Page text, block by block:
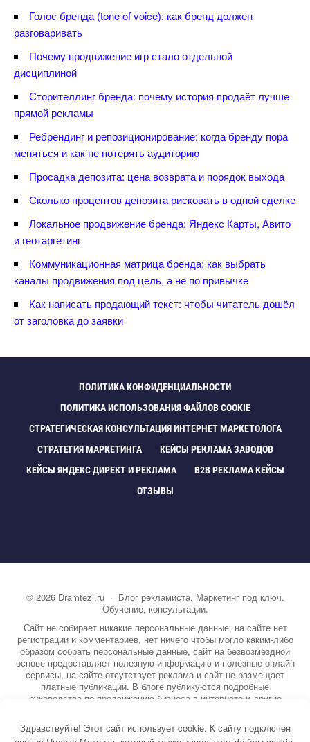
Голос бренда (tone of voice): как бренд должен
разговаривать
Почему продвижение игр стало отдельной
дисциплиной
Сторителлинг бренда: почему история продаёт лучше
прямой рекламы
Ребрендинг и репозиционирование: когда бренду пора
меняться и как не потерять аудиторию
Просадка депозита: цена возврата и порядок выхода
Сколько процентов депозита рисковать в одной сделке
Локальное продвижение бренда: Яндекс Карты, Авито
и геотаргетин
Коммуникационная матрица бренда: как выбрать
каналы продвижения под цель, а не по привычке
Как написать продающий текст: чтобы читатель дошёл
от заголовка до заявки
ПОЛИТИКА КОНФИДЕНЦИАЛЬНОСТИ
ПОЛИТИКА ИСПОЛЬЗОВАНИЯ ФАЙЛОВ COOKIE
СТРАТЕГИЧЕСКАЯ КОНСУЛЬТАЦИЯ ИНТЕРНЕТ МАРКЕТОЛОГА
СТРАТЕГИЯ МАРКЕТИНГА
КЕЙСЫ РЕКЛАМА ЗАВОДО
КЕЙСЫ ЯНДЕКС ДИРЕКТ И РЕКЛАМА
B2B РЕКЛАМА КЕЙСЫ
ОТЗЫВЫ
© 2026 Dramtezi.ru· Блог рекламиста. Маркетинг под ключ.
Обучение, консультации.
Сайт не собирает никакие персональные данные, на сайте нет
регистрации и комментариев, нет ничего чтобы могло каким-либо
образом собрать персональные данные, сайт на безвозмездной
основе предоставляет полезную информацию и полезные онлайн
сервисы, на сайте отсутствует реклама и сайт не размещает
платные публикации. В блоге публикуются подробные
руководства по продвижению бизнеса в интернете и другие
информацию о маркетинге, рекламе, копирайтинге и другие темы.
На сайте опубликовано более 3000 статей.
Здравствуйте! Этот сайт использует cookie. К сайту подключен